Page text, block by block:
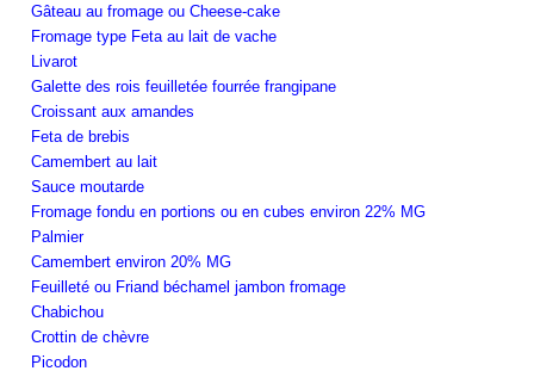
Gâteau au fromage ou Cheese-cake
Fromage type Feta au lait de vache
Livarot
Galette des rois feuilletée fourrée frangipane
Croissant aux amandes
Feta de brebis
Camembert au lait
Sauce moutarde
Fromage fondu en portions ou en cubes environ 22% MG
Palmier
Camembert environ 20% MG
Feuilleté ou Friand béchamel jambon fromage
Chabichou
Crottin de chèvre
Picodon